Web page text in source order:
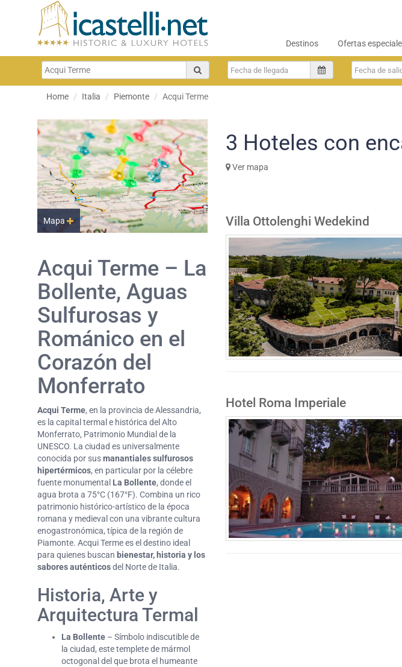
Destinos Ofertas
Home Italia Piemonte Acqui Terme
Mapa
Acqui Terme – La
Bollente, Aguas
Sulfurosas y
Románico en el
Corazón del
Monferrato
Acqui Terme, en la provincia de Alessandria,
es la capital termal e histórica del Alto
Monferrato, Patrimonio Mundial de la
UNESCO. La ciudad es universalmente
conocida por susmanantiales sulfurosos
hipertérmicos, en particular por la célebre
fuente monumental La Bollente, donde el
agua brota a 75°C (167°F). Combina un rico
patrimonio histórico-artístico de la época
romana y medieval con una vibrante cultura
enogastronómica, típica de la región de
Piamonte. Acqui Terme es el destino ideal
para quienes buscan bienestar, historia y los
sabores auténticosdel Norte de Italia.
Historia, Arte y
Arquitectura Termal
La Bollente – Símbolo indiscutible de
la ciudad, este templete de mármol
octogonal del que brota el humeante
3 Hoteles con
Ver mapa
Villa Ottolenghi Wedekind
Hotel Roma Imperiale